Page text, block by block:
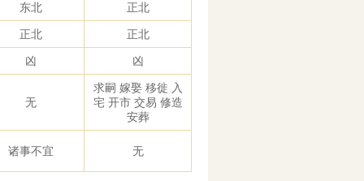
东北 正北
正北 正北
凶 凶
无
求嗣 嫁娶 移徙 入
宅 开市 交易 修造
安葬
诸事不宜 无